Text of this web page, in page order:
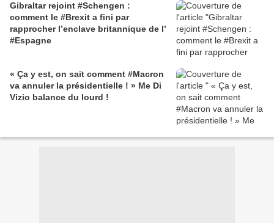
Gibraltar rejoint #Schengen :
comment le #Brexit a fini par
rapprocher l’enclave britannique de l’
#Espagne
« Ça y est, on sait comment #Macron
va annuler la présidentielle ! » Me Di
Vizio balance du lourd !